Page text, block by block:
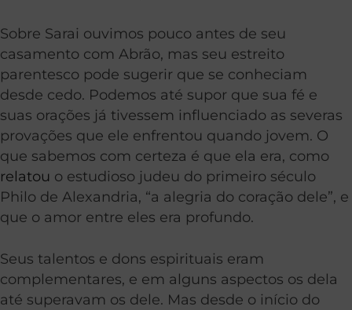
Sobre Sarai ouvimos pouco antes de seu
casamento com Abrão, mas seu estreito
parentesco pode sugerir que se conheciam
desde cedo. Podemos até supor que sua fé e
suas orações já tivessem influenciado as severas
provações que ele enfrentou quando jovem. O
que sabemos com certeza é que ela era, como
relatou o estudioso judeu do primeiro século
Philo de Alexandria, “a alegria do coração dele”, e
que o amor entre eles era profundo.
Seus talentos e dons espirituais eram
complementares, e em alguns aspectos os dela
até superavam os dele. Mas desde o início do